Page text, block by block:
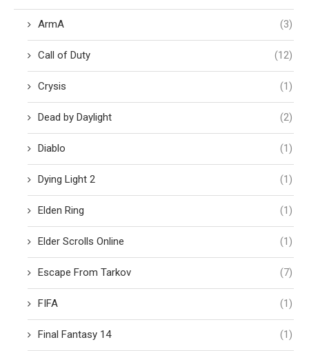
ArmA (3)
Call of Duty (12)
Crysis (1)
Dead by Daylight (2)
Diablo (1)
Dying Light 2 (1)
Elden Ring (1)
Elder Scrolls Online (1)
Escape From Tarkov (7)
FIFA (1)
Final Fantasy 14 (1)